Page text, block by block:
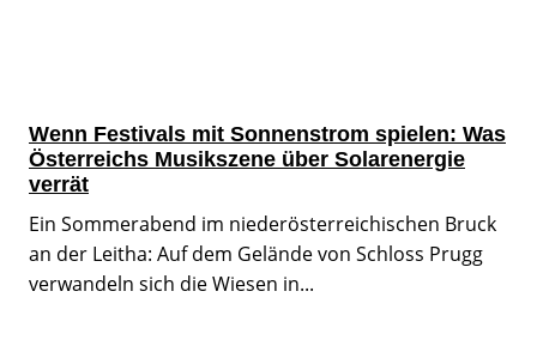
Wenn Festivals mit Sonnenstrom spielen: Was
Österreichs Musikszene über Solarenergie
verrät
Ein Sommerabend im niederösterreichischen Bruck
an der Leitha: Auf dem Gelände von Schloss Prugg
verwandeln sich die Wiesen in...